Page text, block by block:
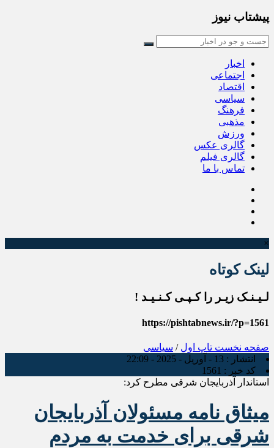
پیشتاب نیوز
اخبار
اجتماعی
اقتصاد
سیاسی
فرهنگ
مذهبی
ورزش
گالری عکس
گالری فیلم
تماس با ما
×
لینک کوتاه
لـیـنـک زیـر را کـپـی کـنـیـد !
https://pishtabnews.ir/?p=1561
صفحه نخست تاپ اول / سیاسی
انتشار : 13 - آوریل - 2025 - 22:09
کد خبر : 1561
استاندار آذربایجان شرقی مطرح کرد:
میثاق نامه مسئولان آذربایجان
شرقی برای خدمت به مردم